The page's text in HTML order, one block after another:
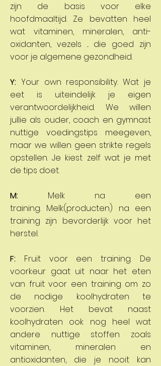
zijn de basis voor elke
hoofdmaaltijd. Ze bevatten heel
wat vitaminen, mineralen, anti-
oxidanten, vezels ... die goed zijn
voor je algemene gezondheid.
Y: Your own responsibility. Wat je
eet is uiteindelijk je eigen
verantwoordelijkheid. We willen
jullie als ouder, coach en gymnast
nuttige voedingstips meegeven,
maar we willen geen strikte regels
opstellen. Je kiest zelf wat je met
de tips doet.
M: Melk na een
training. Melk(producten) na een
training zijn bevorderlijk voor het
herstel.
F: Fruit voor een training. De
voorkeur gaat uit naar het eten
van fruit voor een training om zo
de nodige koolhydraten te
voorzien. Het bevat naast
koolhydraten ook nog heel wat
andere nuttige stoffen zoals
vitaminen, mineralen en
antioxidanten, die je nooit kan